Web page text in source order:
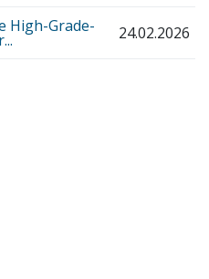
High-Grade- 24.02.2026